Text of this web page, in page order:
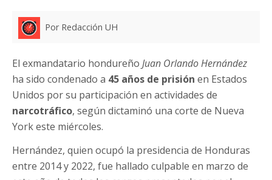
Por Redacción UH
El exmandatario hondureño Juan Orlando Hernández
ha sido condenado a 45 años de prisión en Estados
Unidos por su participación en actividades de
narcotráfico, según dictaminó una corte de Nueva
York este miércoles.
Hernández, quien ocupó la presidencia de Honduras
entre 2014 y 2022, fue hallado culpable en marzo de